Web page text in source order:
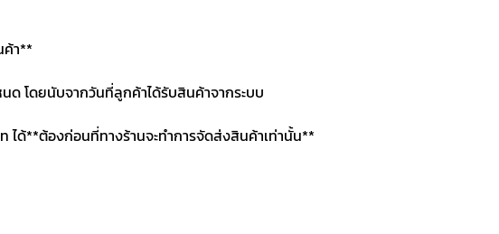
า**
ด โดยนับจากวันที่ลูกค้าได้รับสินค้าจากระบบ
ด้**ต้องก่อนที่ทางร้านจะทำการจัดส่งสินค้าเท่านั้น**